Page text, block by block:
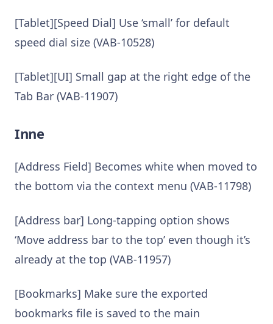
[Tablet][Speed Dial] Use ‘small’ for default
speed dial size (VAB-10528)
[Tablet][UI] Small gap at the right edge of the
Tab Bar (VAB-11907)
Inne
[Address Field] Becomes white when moved to
the bottom via the context menu (VAB-11798)
[Address bar] Long-tapping option shows
‘Move address bar to the top’ even though it’s
already at the top (VAB-11957)
[Bookmarks] Make sure the exported
bookmarks file is saved to the main